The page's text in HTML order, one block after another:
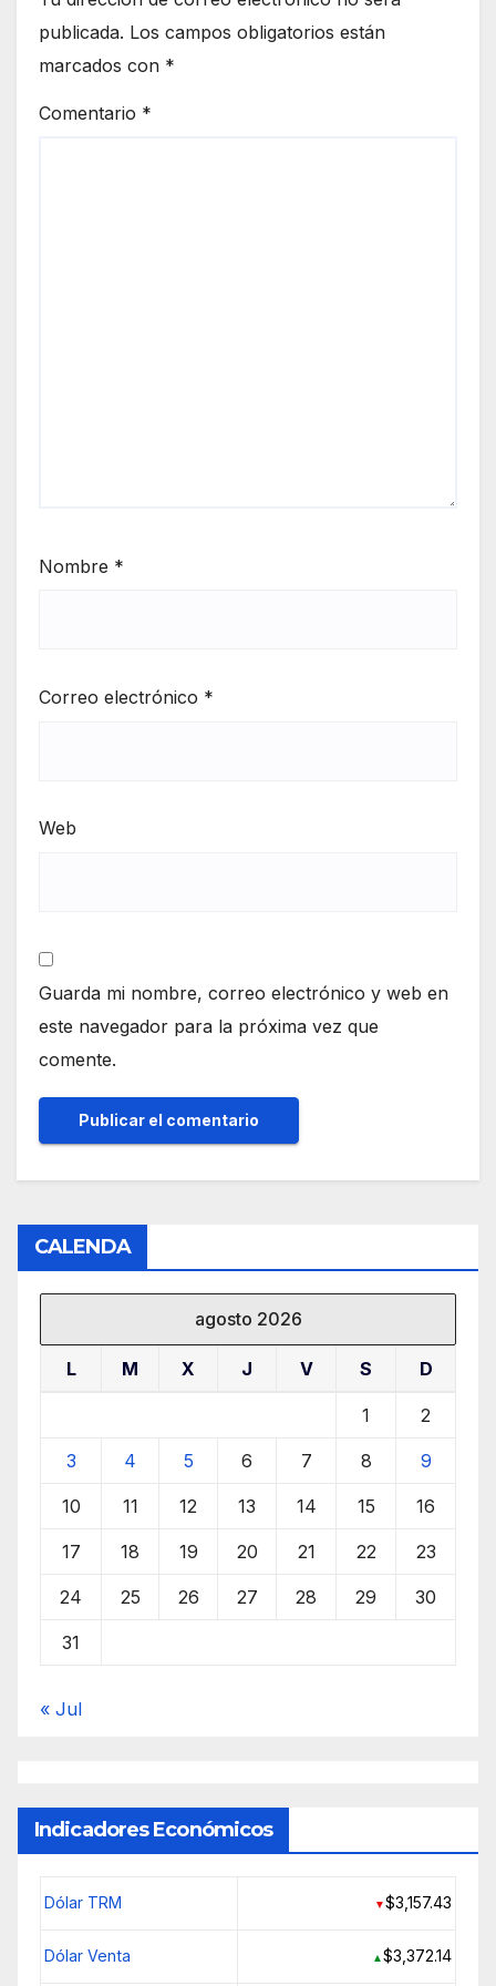
publicada. Los campos obligatorios están
marcados con *
Comentario *
Nombre *
Correo electrónico *
Web
Guarda mi nombre, correo electrónico y web en
este navegador para la próxima vez que
comente.
CALENDA
agosto 2026
L M X J V S D
1 2
3 4 5 6 7 8 9
10 11 12 13 14 15 16
17 18 19 20 21 22 23
24 25 26 27 28 29 30
31
« Jul
Indicadores Económicos
Dólar TRM ▼$3,157.43
Dólar Venta ▲$3,372.14